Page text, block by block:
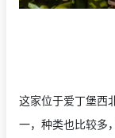
这家位于爱丁堡西
一，种类也比较多